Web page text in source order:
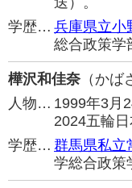
学歴… 兵庫県立小
総合政策学
樺沢和佳奈 （かば
人物… 1999年3月
2024五輪日
学歴… 群馬県私立
学総合政策